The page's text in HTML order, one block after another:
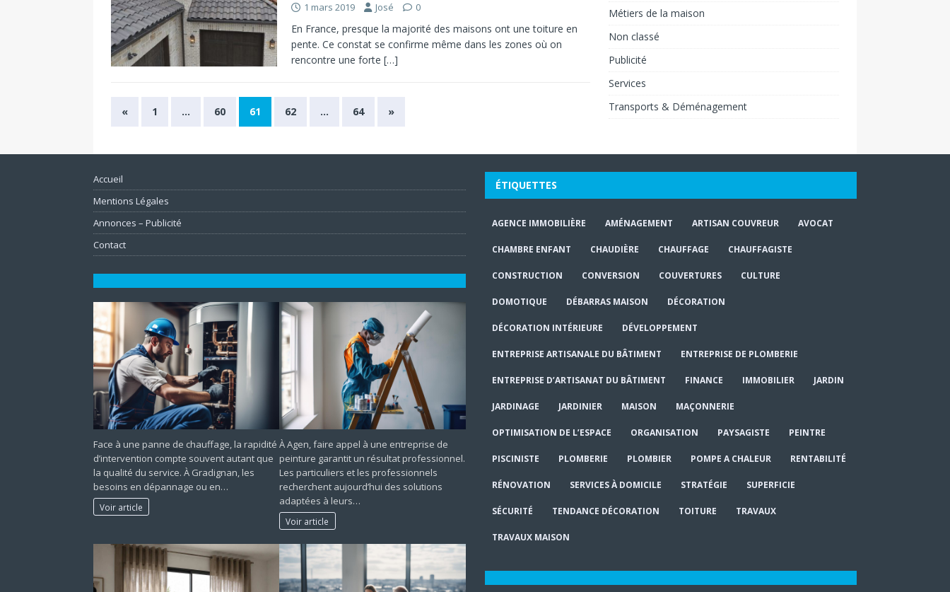
1 mars 2019 José 0
En France, presque la majorité des maisons ont une toiture en
pente. Ce constat se confirme même dans les zones où on
rencontre une forte […]
« 1 … 60 61 62 … 64 »
Métiers de la maison
Non classé
Publicité
Services
Transports & Déménagement
Accueil
Mentions Légales
Annonces – Publicité
Contact
Face à une panne de chauffage, la rapidité
d’intervention compte souvent autant que
la qualité du service. À Gradignan, les
besoins en dépannage ou en…
Voir article
À Agen, faire appel à une entreprise de
peinture garantit un résultat professionnel.
Les particuliers et les professionnels
recherchent aujourd’hui des solutions
adaptées à leurs…
Voir article
ÉTIQUETTES
AGENCE IMMOBILIÈRE AMÉNAGEMENT ARTISAN COUVREUR AVOCAT
CHAMBRE ENFANT CHAUDIÈRE CHAUFFAGE CHAUFFAGISTE
CONSTRUCTION CONVERSION COUVERTURES CULTURE
DOMOTIQUE DÉBARRAS MAISON DÉCORATION
DÉCORATION INTÉRIEURE DÉVELOPPEMENT
ENTREPRISE ARTISANALE DU BÂTIMENT ENTREPRISE DE PLOMBERIE
ENTREPRISE D’ARTISANAT DU BÂTIMENT FINANCE IMMOBILIER JARDIN
JARDINAGE JARDINIER MAISON MAÇONNERIE
OPTIMISATION DE L’ESPACE ORGANISATION PAYSAGISTE PEINTRE
PISCINISTE PLOMBERIE PLOMBIER POMPE A CHALEUR RENTABILITÉ
RÉNOVATION SERVICES À DOMICILE STRATÉGIE SUPERFICIE
SÉCURITÉ TENDANCE DÉCORATION TOITURE TRAVAUX
TRAVAUX MAISON